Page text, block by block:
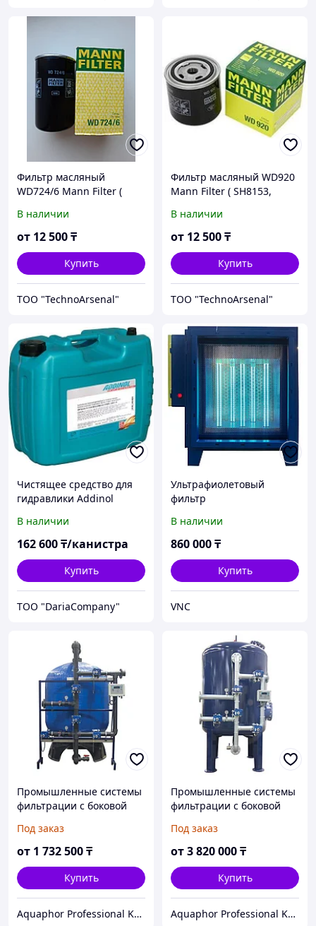
Фильтр масляный
WD724/6 Mann Filter (
R2979, MFS0023, SH62142,
TGO502, 9056847 )
В наличии
от 12 500₸
Купить
ТОО "TechnoArsenal"
Фильтр масляный WD920
Mann Filter ( SH8153,
17200221, 2157022,
1619355800, 4052202003
В наличии
от 12 500₸
Купить
ТОО "TechnoArsenal"
Чистящее средство для
гидравлики Addinol
В наличии
162 600₸/канистра
Купить
TOO "DariaCompany"
Ультрафиолетовый
фильтр
В наличии
860 000₸
Купить
VNC
Промышленные системы
фильтрации c боковой
Под заказ
от 1 732 500₸
Купить
Aquaphor Professional Kazakhstan
Промышленные системы
фильтрации c боковой
Под заказ
от3 820 000₸
Купить
Aquaphor Professional Kazakhstan